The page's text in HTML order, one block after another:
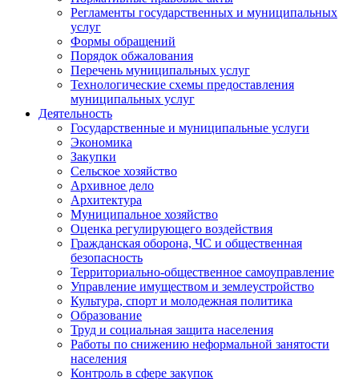
Регламенты государственных и муниципальных
услуг
Формы обращений
Порядок обжалования
Перечень муниципальных услуг
Технологические схемы предоставления
муниципальных услуг
Деятельность
Государственные и муниципальные услуги
Экономика
Закупки
Сельское хозяйство
Архивное дело
Архитектура
Муниципальное хозяйство
Оценка регулирующего воздействия
Гражданская оборона, ЧС и общественная
безопасность
Территориально-общественное самоуправление
Управление имуществом и землеустройство
Культура, спорт и молодежная политика
Образование
Труд и социальная защита населения
Работы по снижению неформальной занятости
населения
Контроль в сфере закупок